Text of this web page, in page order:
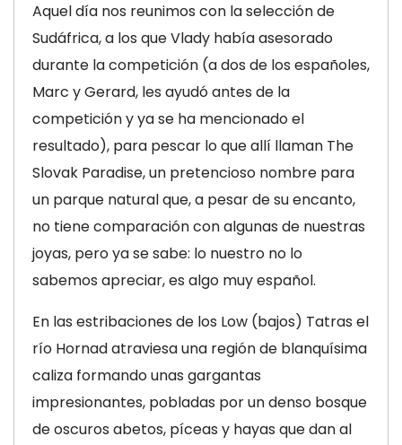
Aquel día nos reunimos con la selección de
Sudáfrica, a los que Vlady había asesorado
durante la competición (a dos de los españoles,
Marc y Gerard, les ayudó antes de la
competición y ya se ha mencionado el
resultado), para pescar lo que allí llaman The
Slovak Paradise, un pretencioso nombre para
un parque natural que, a pesar de su encanto,
no tiene comparación con algunas de nuestras
joyas, pero ya se sabe: lo nuestro no lo
sabemos apreciar, es algo muy español.
En las estribaciones de los Low (bajos) Tatras el
río Hornad atraviesa una región de blanquísima
caliza formando unas gargantas
impresionantes, pobladas por un denso bosque
de oscuros abetos, píceas y hayas que dan al